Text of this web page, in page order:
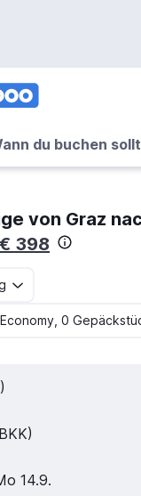
du buchen
von Graz
€ 398
0
14.9.